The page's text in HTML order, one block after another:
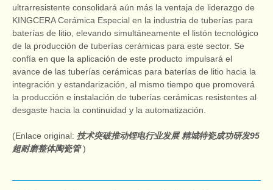
ultrarresistente consolidará aún más la ventaja de liderazgo de
KINGCERA Cerámica Especial en la industria de tuberías para
baterías de litio, elevando simultáneamente el listón tecnológico
de la producción de tuberías cerámicas para este sector. Se
confía en que la aplicación de este producto impulsará el
avance de las tuberías cerámicas para baterías de litio hacia la
integración y estandarización, al mismo tiempo que promoverá
la producción e instalación de tuberías cerámicas resistentes al
desgaste hacia la continuidad y la automatización.
(Enlace original: 技术突破推动锂电行业发展 精城特瓷成功研发95
超耐磨整体陶瓷管)